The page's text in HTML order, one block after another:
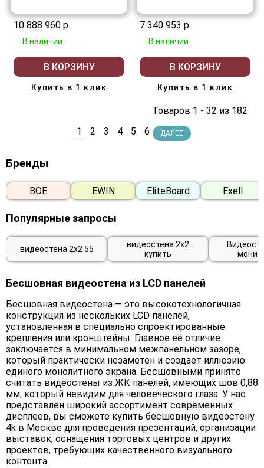
10 888 960 р.
В наличии
В КОРЗИНУ
Купить в 1 клик
7 340 953 р.
В наличии
В КОРЗИНУ
Купить в 1 клик
1 2 3 4 5 6 ДАЛЕЕ
Товаров 1 - 32 из 182
Бренды
BOE EWIN EliteBoard Exell
Популярные запросы
видеостена 2х2 55
видеостена 2х2
купить
Бесшовная видеостена из LCD панелей
Бесшовная видеостена — это высокотехнологичная
конструкция из нескольких LCD панелей,
установленная в специально спроектированные
крепления или кронштейны. Главное её отличие
заключается в минимальном межпанельном зазоре,
который практически незаметен и создает иллюзию
единого монолитного экрана. Бесшовными принято
считать видеостены из ЖК панелей, имеющих шов 0,88
мм, который невидим для человеческого глаза. У нас
представлен широкий ассортимент современных
дисплеев, вы сможете купить бесшовную видеостену
4k в Москве для проведения презентаций, организации
выставок, оснащения торговых центров и других
проектов, требующих качественного визуального
контента.